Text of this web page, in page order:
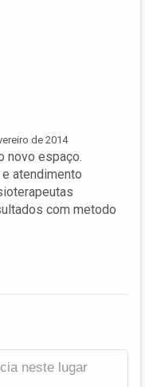
de 2014
novo espaço.
atendimento
com metodo